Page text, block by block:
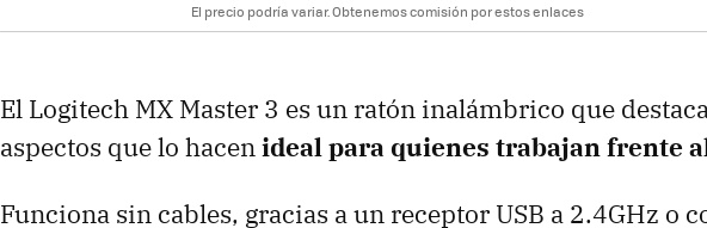
El precio podría variar. Obtenemos comisión por estos enlaces
El Logitech MX Master 3 es un ratón inalámbrico que
aspectos que lo hacenideal para quienes trabajan frente
Funciona sin cables, gracias a un receptor USB a 2.4GHz o